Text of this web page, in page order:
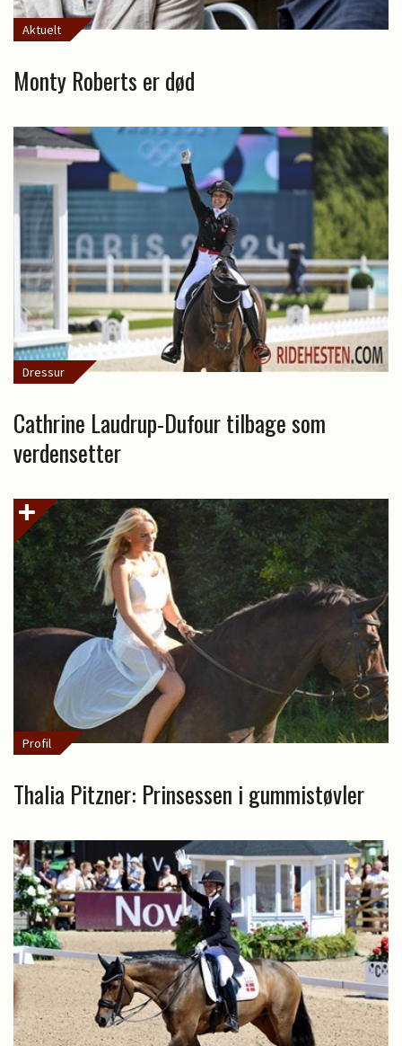
Aktuelt
Monty Roberts er død
Dressur
Cathrine Laudrup-Dufour tilbage som
verdensetter
Profil
Thalia Pitzner: Prinsessen i gummistøvler